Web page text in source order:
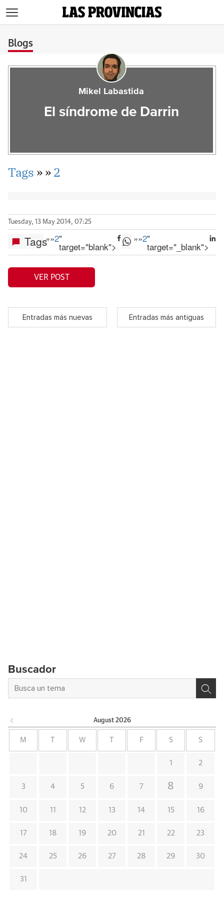
Blogs
Mikel Labastida
El síndrome de Darrin
Tags »»2
Tuesday, 13 May 2014, 07:25
Tags»»2"
target="blank">
»»2"
target="_blank">
VER POST
Entradas más nuevas Entradas más antiguas
Buscador
August 2026
M W F S S
1 2
3 4 5 6 7 8 9
10 11 12 13 14 15 16
17 18 19 20 21 22 23
24 25 26 27 28 29 30
31